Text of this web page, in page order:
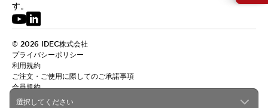
選択してください
す。
© 2026 IDEC株式会社
プライバシーポリシー
利用規約
ご注文・ご使用に際してのご承諾事項
会員規約